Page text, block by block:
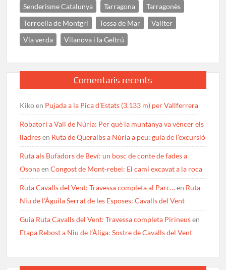
Senderisme Catalunya
Tarragona
Tarragonès
Torroella de Montgrí
Tossa de Mar
Vallter
Via verda
Vilanova i la Geltrú
Comentaris recents
Kikoen Pujada a la Pica d’Estats (3.133 m) per Vallferrera
Robatori a Vall de Núria: Per què la muntanya va vèncer els
lladresen Ruta de Queralbs a Núria a peu: guia de l’excursió
Ruta als Bufadors de Beví: un bosc de conte de fades a
OsonaenCongost de Mont-rebei: El camí excavat a la roca
Ruta Cavalls del Vent: Travessa completa al Parc…en Ruta
Niu de l’Àguila Serrat de les Esposes: Cavalls del Vent
Guia Ruta Cavalls del Vent: Travessa completa Pirineusen
Etapa Rebost a Niu de l’Àliga: Sostre de Cavalls del Vent